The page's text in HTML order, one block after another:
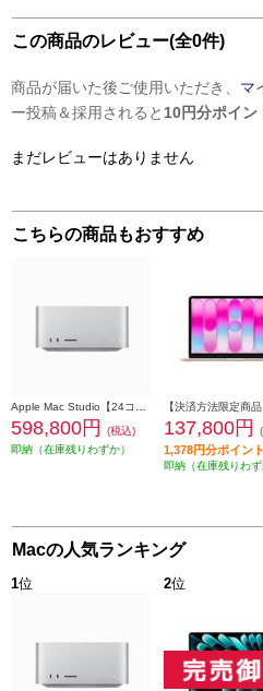
この商品のレビュー(全0件)
商品が届いた後ご使用いただき、 マ
ー投稿＆採用されると 10円分ポイン
まだレビューはありません
こちらの商品もおすすめ
598,800円
(税込)
即納（在庫残りわずか）
137,800円
1,378円分ポイン
即納（在庫残りわず
Macの人気ランキング
1位 2位